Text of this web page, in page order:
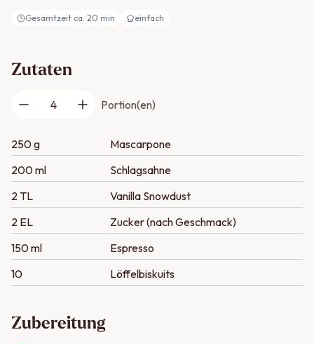
Gesamtzeit ca. 20 min einfach
Zubereitung
Zutaten
4 Portion(en)
250 g
Mascarpone
200 ml
Schlagsahne
2 TL
Vanilla Snowdust
2 EL
Zucker (nach Geschmack)
150 ml
Espresso
10
Löffelbiskuits